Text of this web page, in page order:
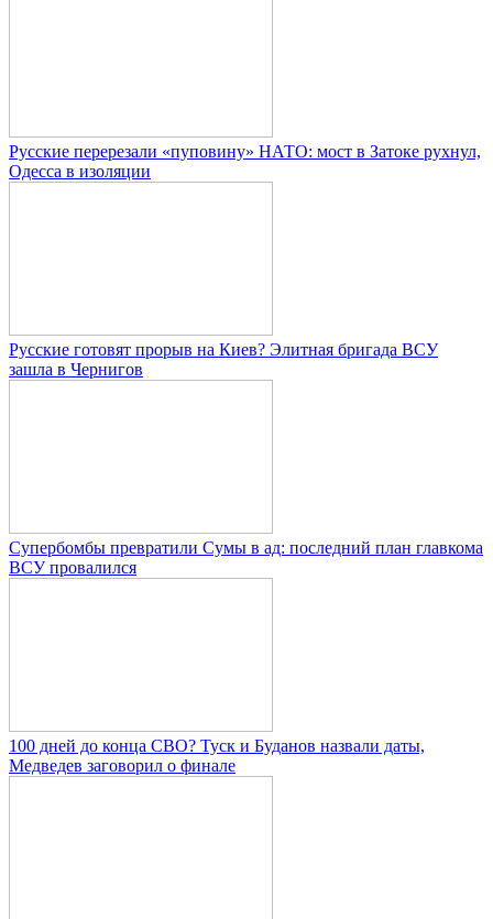
Русские перерезали «пуповину» НАТО: мост в Затоке рухнул,
Одесса в изоляции
Русские готовят прорыв на Киев? Элитная бригада ВСУ
зашла в Чернигов
Супербомбы превратили Сумы в ад: последний план главкома
ВСУ провалился
100 дней до конца СВО? Туск и Буданов назвали даты,
Медведев заговорил о финале